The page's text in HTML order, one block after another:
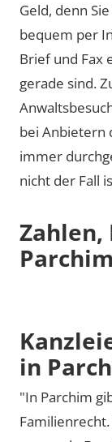
Geld, denn
bequem per
Brief und Fax
gerade sind.
bei Anbietern
immer
nicht der Fall
Zahlen,
Parchim
in
"In Parchim